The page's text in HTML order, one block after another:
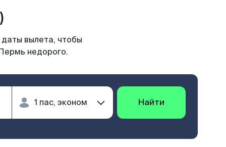
вылета, чтобы
недорого.
Найти